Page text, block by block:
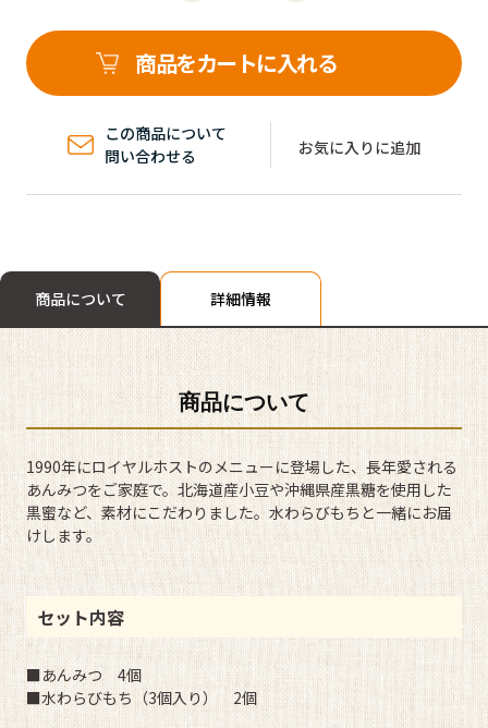
商品をカートに入れる
この商品について
問い合わせる
お気に入りに追加
商品について 詳細情報
商品について
1990年にロイヤルホストのメニューに登場した、長年愛される
あんみつをご家庭で。北海道産小豆や沖縄県産黒糖を使用した
黒蜜など、素材にこだわりました。水わらびもちと一緒にお届
けします。
セット内容
■あんみつ 4個
■水わらびもち（3個入り） 2個